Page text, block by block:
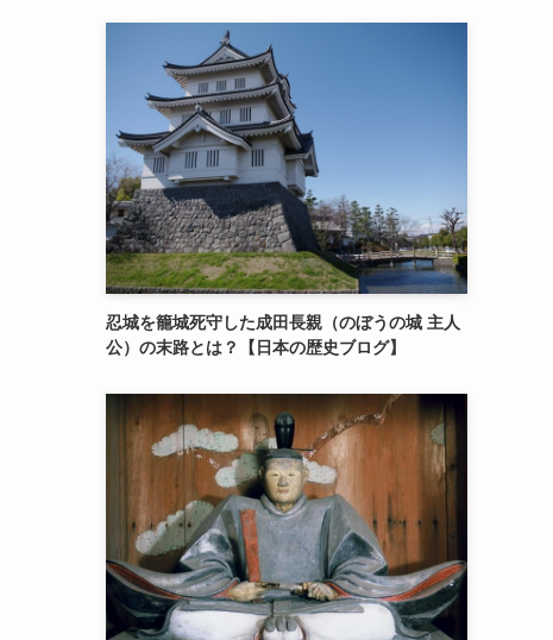
忍城を籠城死守した成田長親（のぼうの城 主人
公）の末路とは？【日本の歴史ブログ】